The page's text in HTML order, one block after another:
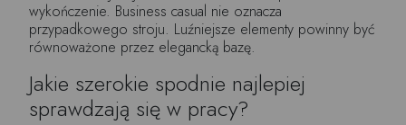
wykończenie. Business casual nie oznacza
przypadkowego stroju. Luźniejsze elementy powinny być
równoważone przez elegancką bazę.
Jakie szerokie spodnie najlepiej
sprawdzają się w pracy?